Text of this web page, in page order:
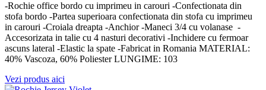
-Rochie office bordo cu imprimeu in carouri -Confectionata din
stofa bordo -Partea superioara confectionata din stofa cu imprimeu
in carouri -Croiala dreapta -Anchior -Maneci 3/4 cu volanase -
Accesorizata in talie cu 4 nasturi decorativi -Inchidere cu fermoar
ascuns lateral -Elastic la spate -Fabricat in Romania MATERIAL:
40% Vascoza, 60% Poliester LUNGIME: 103
Vezi produs aici